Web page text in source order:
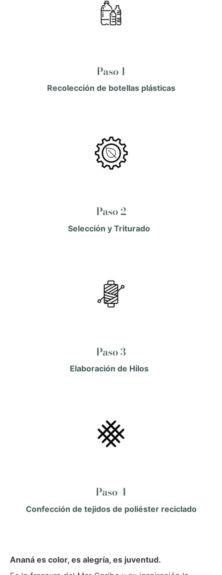
Paso 1
Recolección de botellas plásticas
Paso 2
Selección y Triturado
Paso 3
Elaboración de Hilos
Paso 4
Confección de tejidos de poliéster reciclado
Ananá es color, es alegría, es juventud.